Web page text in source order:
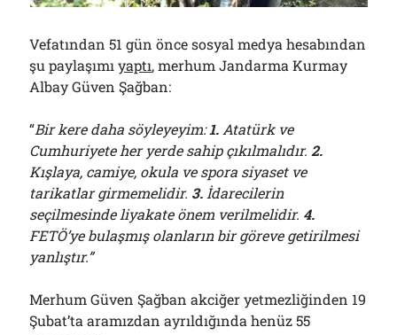
01/08/2026
Arşivler
Vefatından 51 gün önce sosyal medya hesabından
şu paylaşımıyaptı, merhum Jandarma Kurmay
Albay Güven Şağban:
“Bir kere daha söyleyeyim:1. Atatürk ve
Cumhuriyete her yerde sahip çıkılmalıdır. 2.
Kışlaya, camiye, okula ve spora siyaset ve
tarikatlar girmemelidir. 3. İdarecilerin
seçilmesinde liyakate önem verilmelidir. 4.
FETÖ’ye bulaşmış olanların bir göreve getirilmesi
yanlıştır.”
Merhum Güven Şağban akciğer yetmezliğinden 19
Şubat’ta aramızdan ayrıldığında henüz 55